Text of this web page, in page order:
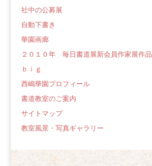
社中の公募展
自動下書き
華園画廊
２０１０年 毎日書道展新会員作家展作品
ｂｉｇ
西嶋華園プロフィール
書道教室のご案内
サイトマップ
教室風景・写真ギャラリー